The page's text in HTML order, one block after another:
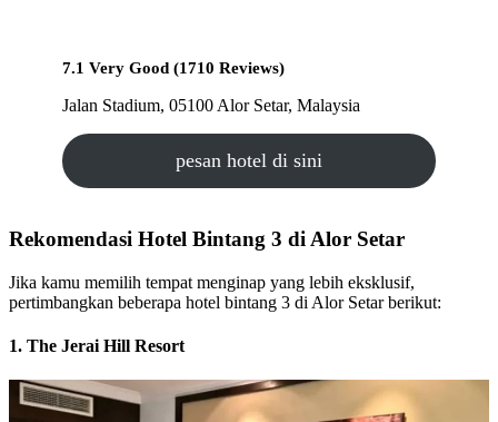
7.1 Very Good (1710 Reviews)
Jalan Stadium, 05100 Alor Setar, Malaysia
pesan hotel di sini
Rekomendasi Hotel Bintang 3 di Alor Setar
Jika kamu memilih tempat menginap yang lebih eksklusif,
pertimbangkan beberapa hotel bintang 3 di Alor Setar berikut:
1. The Jerai Hill Resort